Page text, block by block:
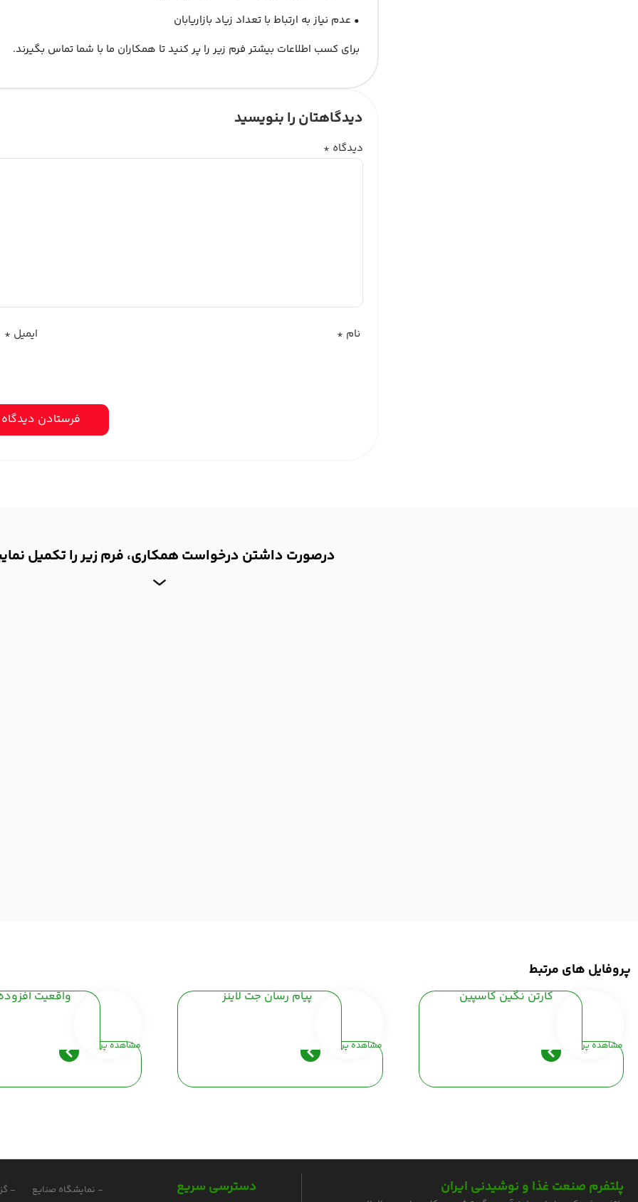
• عدم نیاز به ارتباط با تعداد زیاد بازاریابان
برای کسب اطلاعات بیشتر فرم زیر را پر کنید تا همکاران ما با شما تماس بگیرند.
دیدگاهتان را بنویسید
دیدگاه *
نام * ایمیل *
درصورت داشتن درخواست همکاری، فرم زیر را تکمیل
پروفایل های مرتبط
کارتن نگین کاسپین
مشاهده پروفایل
پیام رسان جت لاینز
مشاهده پروفایل
واقعیت
مشاهده پروفایل
پلتفرم صنعت غذا و نوشیدنی ایران دسترسی سریع - نمایشگاه صنایع -